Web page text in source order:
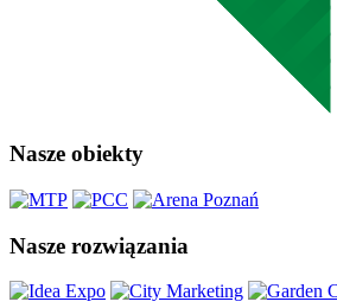
Nasze obiekty
Nasze rozwiązania